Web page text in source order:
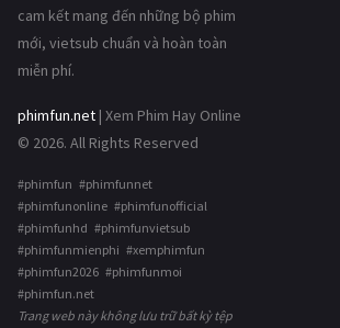
cam kết mang đến những bộ phim
mới, vietsub chuẩn và hoàn toàn
miễn phí.
phimfun.net | Xem Phim Hay Online
© 2026. All Rights Reserved
#phimfun #phimfunnet
#phimfunonline #phimfunofficial
#phimfunhd #phimfunvietsub
#phimfunmienphi #xemphimfun
#phimfun2026 #phimfunmoi
#phimfun.net
Trang web này không lưu trữ bất kỳ tệp